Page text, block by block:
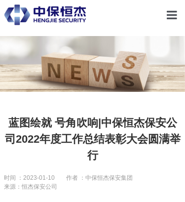
关
解
蓝图绘就 号角吹响|中保恒杰保安公
司2022年度工作总结表彰大会圆满举
行
时间 ：2023-01-10
作者 ：中保恒杰保安集团
来源：恒杰保安公司